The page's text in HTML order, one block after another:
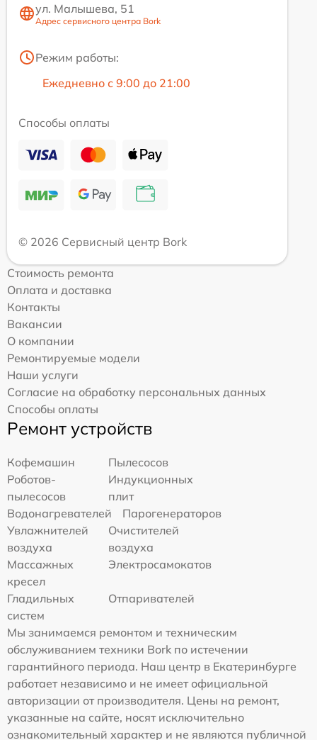
ул. Малышева, 51
Адрес сервисного центра Bork
Режим работы:
Ежедневно с 9:00 до 21:00
Способы оплаты
© 2026 Сервисный центр Bork
Стоимость ремонта
Оплата и доставка
Контакты
Вакансии
О компании
Ремонтируемые модели
Наши услуги
Согласие на обработку персональных данных
Способы оплаты
Ремонт устройств
Кофемашин
Пылесосов
Роботов-
пылесосов
Индукционных
плит
Водонагревателей
Парогенераторов
Увлажнителей
воздуха
Очистителей
воздуха
Массажных
кресел
Электросамокатов
Гладильных
систем
Отпаривателей
Мы занимаемся ремонтом и техническим
обслуживанием техники Bork по истечении
гарантийного периода. Наш центр в Екатеринбурге
работает независимо и не имеет официальной
авторизации от производителя. Цены на ремонт,
указанные на сайте, носят исключительно
ознакомительный характер и не являются публичной